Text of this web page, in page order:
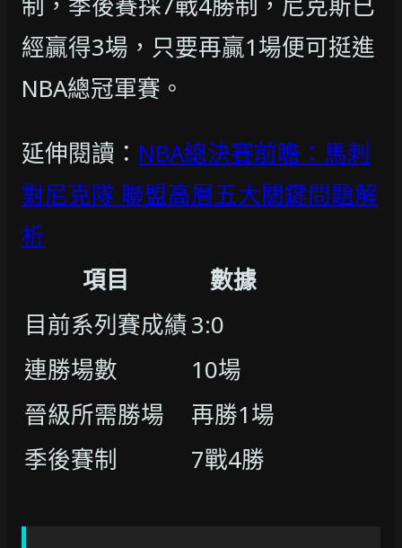
經贏得3場，只要再贏1場便可挺進
NBA總冠軍賽。
延伸閱讀： NBA總決賽前瞻：馬刺
對尼克隊 聯盟高層五大關鍵問題解
析
項目
數據
目前系列賽成績3:0
連勝場數
10場
晉級所需勝場
再勝1場
季後賽制
7戰4勝